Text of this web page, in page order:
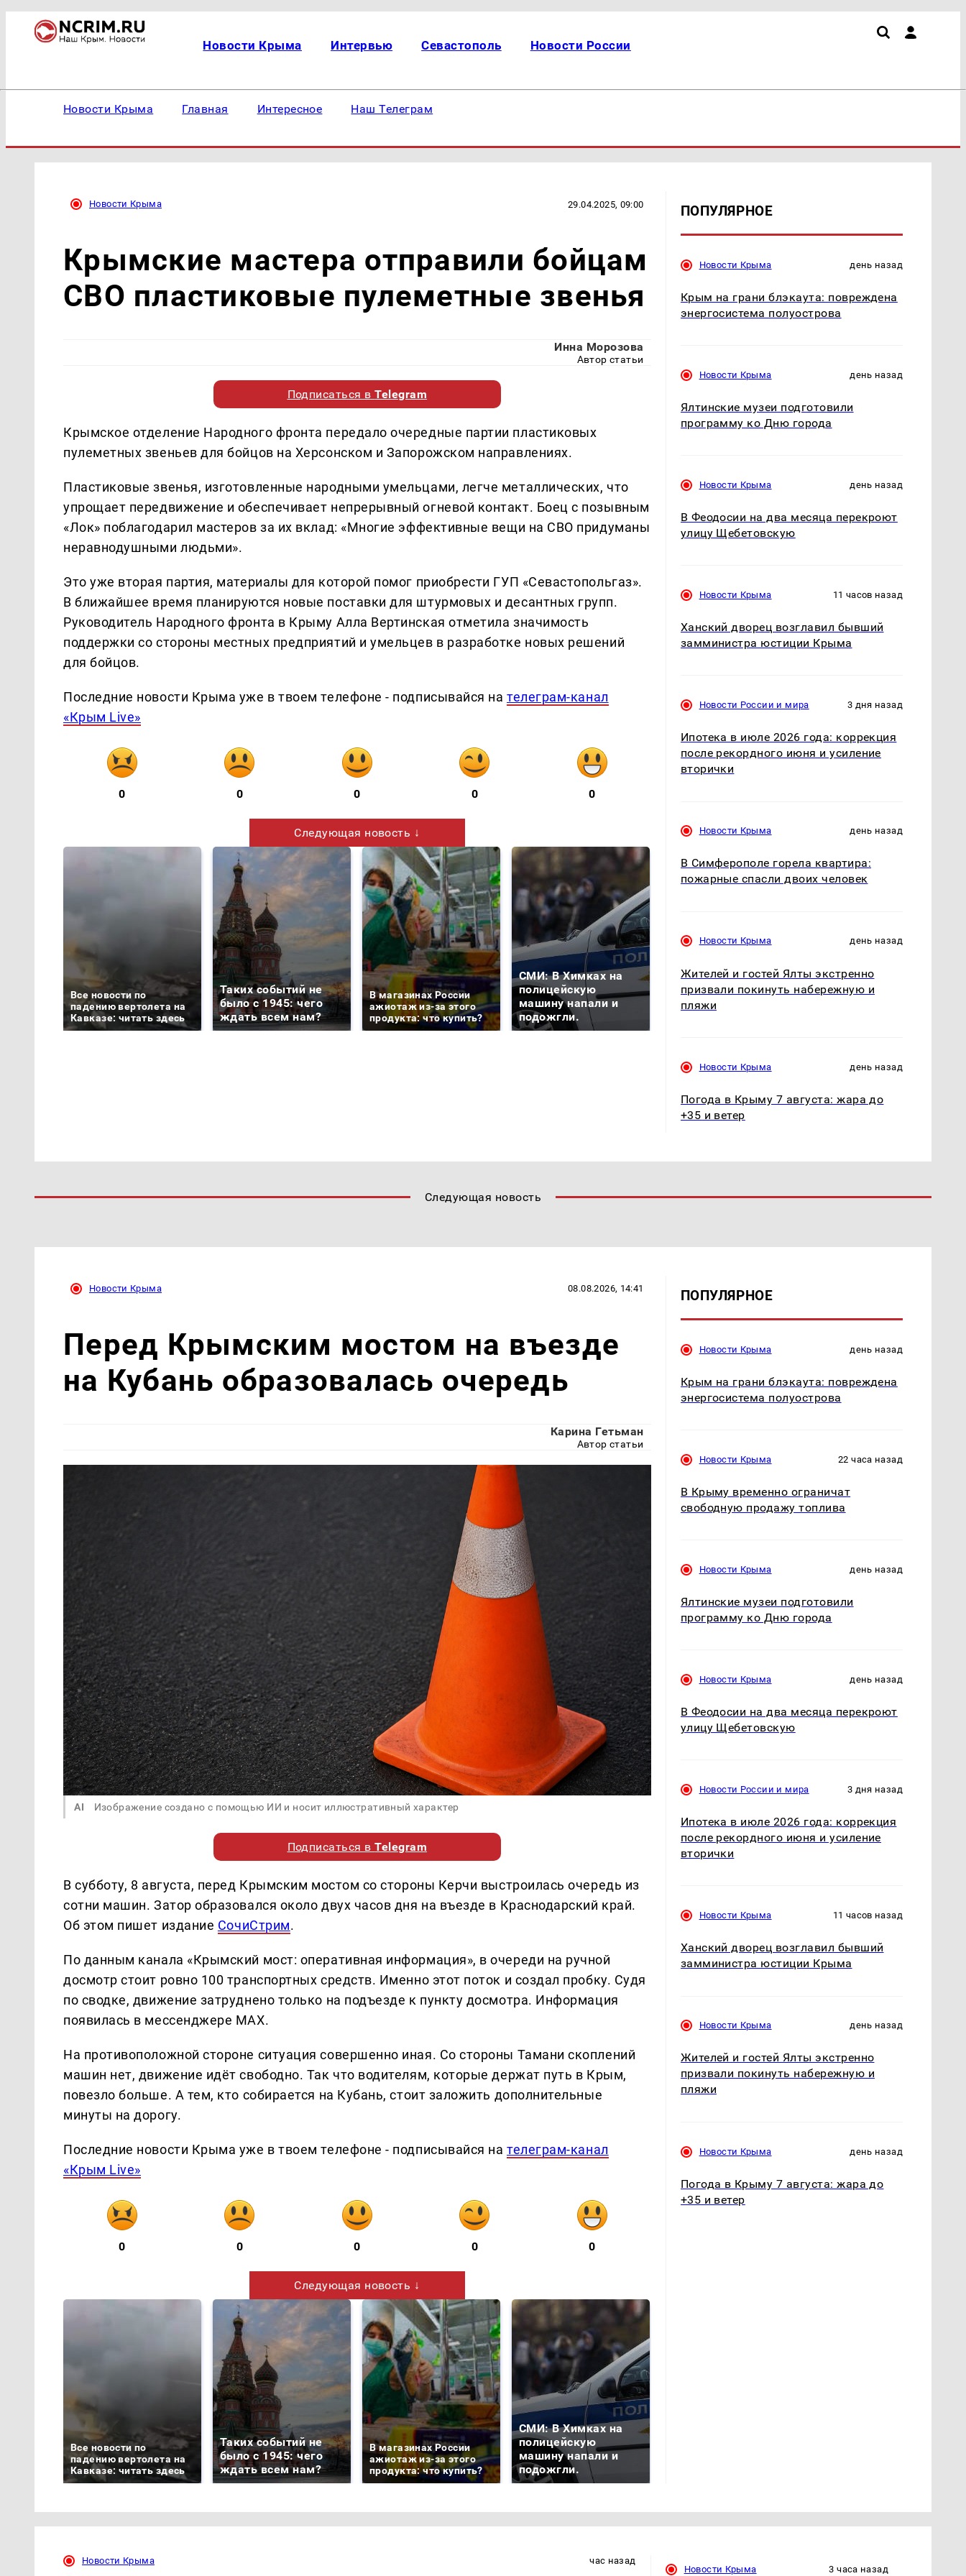
Новости Крыма Интервью Севастополь Новости России
Новости Крыма Главная Интересное Наш Телеграм
Новости Крыма 29.04.2025, 09:00
Крымские мастера отправили бойцам
СВО пластиковые пулеметные звенья
Инна Морозова
Автор статьи
Подписаться вTelegram
Крымское отделение Народного фронта передало очередные партии пластиковых
пулеметных звеньев для бойцов на Херсонском и Запорожском направлениях.
Пластиковые звенья, изготовленные народными умельцами, легче металлических, что
упрощает передвижение и обеспечивает непрерывный огневой контакт. Боец с позывным
«Лок» поблагодарил мастеров за их вклад: «Многие эффективные вещи на СВО придуманы
неравнодушными людьми».
Это уже вторая партия, материалы для которой помог приобрести ГУП «Севастопольгаз».
В ближайшее время планируются новые поставки для штурмовых и десантных групп.
Руководитель Народного фронта в Крыму Алла Вертинская отметила значимость
поддержки со стороны местных предприятий и умельцев в разработке новых решений
для бойцов.
Последние новости Крыма уже в твоем телефоне - подписывайся нателеграм-канал
«Крым Live»
0 0 0 0 0
Следующая новость ↓
Все новости по
падению вертолета на
Кавказе: читать здесь
Таких событий не
было с 1945: чего
ждать всем нам?
В магазинах России
ажиотаж из-за этого
продукта: что купить?
СМИ: В Химках на
полицейскую
машину напали и
подожгли.
На Урале из казны
были украдены 18
Не ешьте эту
ПОПУЛЯРНОЕ
Новости Крыма день назад
Крым на грани блэкаута: повреждена
энергосистема полуострова
Новости Крыма день назад
Ялтинские музеи подготовили
программу ко Дню города
Новости Крыма день назад
В Феодосии на два месяца перекроют
улицу Щебетовскую
Новости Крыма 11 часов назад
Ханский дворец возглавил бывший
замминистра юстиции Крыма
Новости России и мира 3 дня назад
Ипотека в июле 2026 года: коррекция
после рекордного июня и усиление
вторички
Новости Крыма день назад
В Симферополе горела квартира:
пожарные спасли двоих человек
Новости Крыма день назад
Жителей и гостей Ялты экстренно
призвали покинуть набережную и
пляжи
Новости Крыма день назад
Погода в Крыму 7 августа: жара до
+35 и ветер
Следующая новость
Новости Крыма 08.08.2026, 14:41
Перед Крымским мостом на въезде
на Кубань образовалась очередь
Карина Гетьман
Автор статьи
AI Изображение создано с помощью ИИ и носит иллюстративный характер
Подписаться вTelegram
В субботу, 8 августа, перед Крымским мостом со стороны Керчи выстроилась очередь из
сотни машин. Затор образовался около двух часов дня на въезде в Краснодарский край.
Об этом пишет издание СочиСтрим.
По данным канала «Крымский мост: оперативная информация», в очереди на ручной
досмотр стоит ровно 100 транспортных средств. Именно этот поток и создал пробку. Судя
по сводке, движение затруднено только на подъезде к пункту досмотра. Информация
появилась в мессенджере MAX.
На противоположной стороне ситуация совершенно иная. Со стороны Тамани скоплений
машин нет, движение идёт свободно. Так что водителям, которые держат путь в Крым,
повезло больше. А тем, кто собирается на Кубань, стоит заложить дополнительные
минуты на дорогу.
Последние новости Крыма уже в твоем телефоне - подписывайся нателеграм-канал
«Крым Live»
0 0 0 0 0
Следующая новость ↓
Все новости по
падению вертолета на
Кавказе: читать здесь
Таких событий не
было с 1945: чего
ждать всем нам?
В магазинах России
ажиотаж из-за этого
продукта: что купить?
СМИ: В Химках на
полицейскую
машину напали и
подожгли.
ПОПУЛЯРНОЕ
Новости Крыма день назад
Крым на грани блэкаута: повреждена
энергосистема полуострова
Новости Крыма 22 часа назад
В Крыму временно ограничат
свободную продажу топлива
Новости Крыма день назад
Ялтинские музеи подготовили
программу ко Дню города
Новости Крыма день назад
В Феодосии на два месяца перекроют
улицу Щебетовскую
Новости России и мира 3 дня назад
Ипотека в июле 2026 года: коррекция
после рекордного июня и усиление
вторички
Новости Крыма 11 часов назад
Ханский дворец возглавил бывший
замминистра юстиции Крыма
Новости Крыма день назад
Жителей и гостей Ялты экстренно
призвали покинуть набережную и
пляжи
Новости Крыма день назад
Погода в Крыму 7 августа: жара до
+35 и ветер
Новости Крыма
час назад
Новости Крыма
3 часа назад